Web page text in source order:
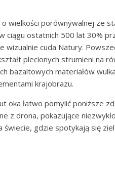
wielkości porównywalnej ze
ciągu ostatnich 500 lat 30%
wizualnie cuda Natury.
plecionych strumieni na
bazaltowych materiałów
krajobrazu.
oka łatwo pomylić poniższe
z drona, pokazujące
świecie, gdzie spotykają się